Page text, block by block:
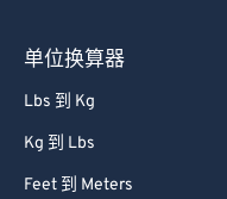
单位换算器
Lbs 到 Kg
Kg 到 Lbs
Feet 到 Meters